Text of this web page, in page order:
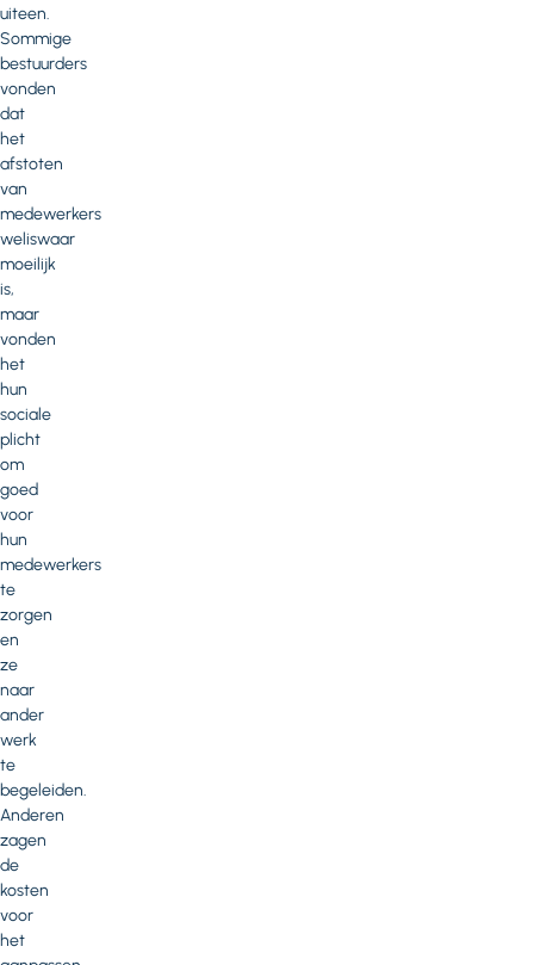
uiteen.
Sommige
bestuurders
vonden
dat
het
afstoten
van
medewerkers
weliswaar
moeilijk
is,
maar
vonden
het
hun
sociale
plicht
om
goed
voor
hun
medewerkers
te
zorgen
en
ze
naar
ander
werk
te
begeleiden.
Anderen
zagen
de
kosten
voor
het